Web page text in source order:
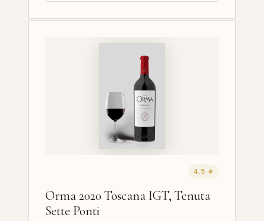
4.5 ★
Orma 2020 Toscana IGT, Tenuta
Sette Ponti